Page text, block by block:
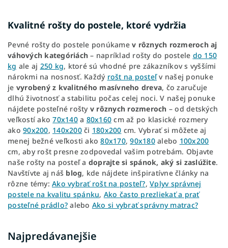
Kvalitné rošty do postele, ktoré vydržia
Pevné rošty do postele ponúkame v rôznych rozmeroch aj
váhových kategóriách – napríklad rošty do postele do 150
kg ale aj 250 kg, ktoré sú vhodné pre zákazníkov s vyššími
nárokmi na nosnosť. Každý rošt na posteľv našej ponuke
je vyrobený z kvalitného masívneho dreva, čo zaručuje
dlhú životnosť a stabilitu počas celej noci. V našej ponuke
nájdete posteľné rošty v rôznych rozmeroch – od detských
veľkostí ako70x140a 80x160 cm až po klasické rozmery
ako 90x200, 140x200či 180x200 cm. Vybrať si môžete aj
menej bežné veľkosti ako80x170,90x180alebo 100x200
cm, aby rošt presne zodpovedal vašim potrebám. Objavte
naše rošty na posteľ a doprajte si spánok, aký si zaslúžite.
Navštívte aj náš blog, kde nájdete inšpiratívne články na
rôzne témy: Ako vybrať rošt na posteľ?, Vplyv správnej
postele na kvalitu spánku, Ako často prezliekať a prať
posteľné prádlo? alebo Ako si vybrať správny matrac?
Najpredávanejšie